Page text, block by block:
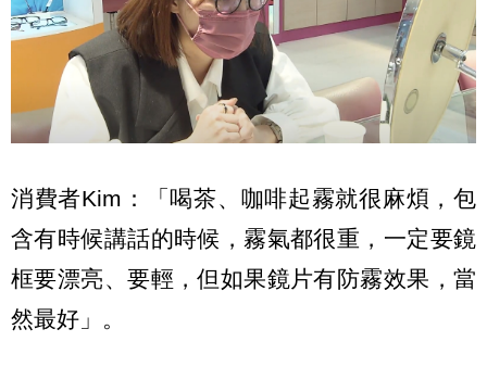
消費者Kim：「喝茶、咖啡起霧就很麻煩，包
含有時候講話的時候，霧氣都很重，一定要鏡
框要漂亮、要輕，但如果鏡片有防霧效果，當
然最好」。